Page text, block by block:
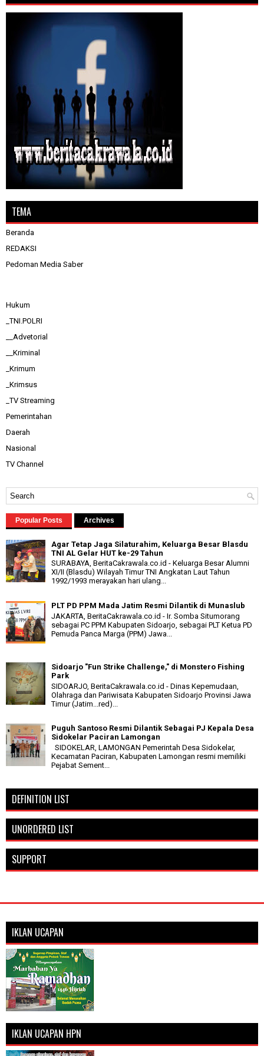
TEMA
Beranda
REDAKSI
Pedoman Media Saber
Hukum
_TNI.POLRI
__Advetorial
__Kriminal
_Krimum
_Krimsus
_TV Streaming
Pemerintahan
Daerah
Nasional
TV Channel
Popular Posts Archives
Agar Tetap Jaga Silaturahim, Keluarga Besar Blasdu
TNI AL Gelar HUT ke-29 Tahun
SURABAYA, BeritaCakrawala.co.id - Keluarga Besar Alumni
XI/II (Blasdu) Wilayah Timur TNI Angkatan Laut Tahun
1992/1993 merayakan hari ulang...
PLT PD PPM Mada Jatim Resmi Dilantik di Munaslub
JAKARTA, BeritaCakrawala.co.id - Ir. Somba Situmorang
sebagai PC PPM Kabupaten Sidoarjo, sebagai PLT Ketua PD
Pemuda Panca Marga (PPM) Jawa...
Sidoarjo "Fun Strike Challenge," di Monstero Fishing
Park
SIDOARJO, BeritaCakrawala.co.id - Dinas Kepemudaan,
Olahraga dan Pariwisata Kabupaten Sidoarjo Provinsi Jawa
Timur (Jatim...red)...
Puguh Santoso Resmi Dilantik Sebagai PJ Kepala Desa
Sidokelar Paciran Lamongan
SIDOKELAR, LAMONGAN Pemerintah Desa Sidokelar,
Kecamatan Paciran, Kabupaten Lamongan resmi memiliki
Pejabat Sement...
DEFINITION LIST
UNORDERED LIST
SUPPORT
IKLAN UCAPAN
IKLAN UCAPAN HPN